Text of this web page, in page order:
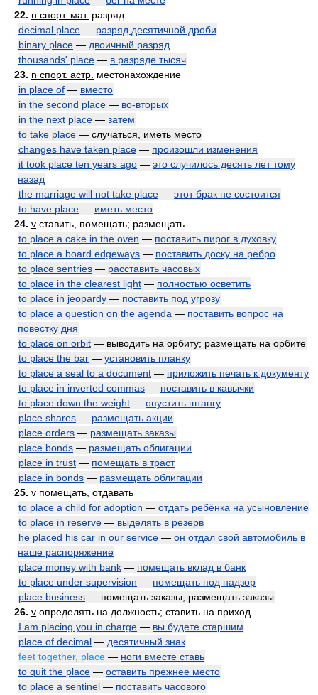
22. n спорт. мат. разряд
decimal place — разряд десятичной дроби
binary place — двоичный разряд
thousands' place — в разряде тысяч
23. n спорт. астр. местонахождение
in place of — вместо
in the second place — во-вторых
in the next place — затем
to take place — случаться, иметь место
changes have taken place — произошли изменения
it took place ten years ago — это случилось десять лет тому
назад
the marriage will not take place — этот брак не состоится
to have place — иметь место
24. v ставить, помещать; размещать
to place a cake in the oven — поставить пирог в духовку
to place a board edgeways — поставить доску на ребро
to place sentries — расставить часовых
to place in the clearest light — полностью осветить
to place in jeopardy — поставить под угрозу
to place a question on the agenda — поставить вопрос на
повестку дня
to place on orbit — выводить на орбиту; размещать на орбите
to place the bar — установить планку
to place a seal to a document — приложить печать к документу
to place in inverted commas — поставить в кавычки
to place down the weight — опустить штангу
place shares — размещать акции
place orders — размещать заказы
place bonds — размещать облигации
place in trust — помещать в траст
place in bonds — размещать облигации
25. v помещать, отдавать
to place a child for adoption — отдать ребёнка на усыновление
to place in reserve — выделять в резерв
he placed his car in our service — он отдал свой автомобиль в
наше распоряжение
place money with bank — помещать вклад в банк
to place under supervision — помещать под надзор
place business — помещать заказы; размещать заказы
26. v определять на должность; ставить на приход
I am placing you in charge — вы будете старшим
place of decimal — десятичный знак
feet together, place — ноги вместе ставь
to quit the place — оставить прежнее место
to place a sentinel — поставить часового